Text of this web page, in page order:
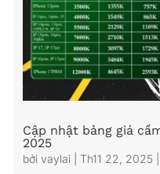
Cập nhật bảng giá
2025
bởi vaylai Th11 22, 2025